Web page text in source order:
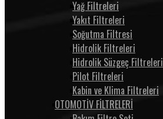
Yağ Filtreleri
Yakıt Filtreleri
Soğutma Filtresi
Hidrolik Filtreleri
Hidrolik Süzgeç Filtreleri
Pilot Filtreleri
Kabin ve Klima Filtreleri
OTOMOTİV FİLTRELERİ